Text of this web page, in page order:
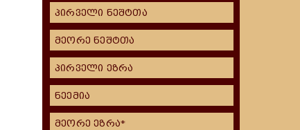
პირველი ნეშტთა
მეორე ნეშტთა
პირველი ეზრა
ნეემია
მეორე ეზრა*